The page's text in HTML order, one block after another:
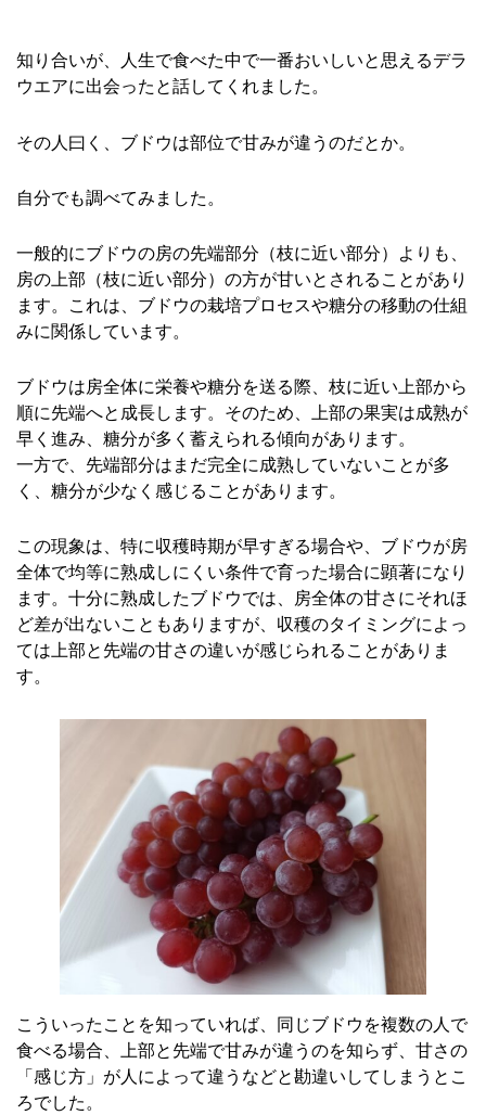
知り合いが、人生で食べた中で一番おいしいと思えるデラ
ウエアに出会ったと話してくれました。
その人曰く、ブドウは部位で甘みが違うのだとか。
自分でも調べてみました。
一般的にブドウの房の先端部分（枝に近い部分）よりも、
房の上部（枝に近い部分）の方が甘いとされることがあり
ます。これは、ブドウの栽培プロセスや糖分の移動の仕組
みに関係しています。
ブドウは房全体に栄養や糖分を送る際、枝に近い上部から
順に先端へと成長します。そのため、上部の果実は成熟が
早く進み、糖分が多く蓄えられる傾向があります。
一方で、先端部分はまだ完全に成熟していないことが多
く、糖分が少なく感じることがあります。
この現象は、特に収穫時期が早すぎる場合や、ブドウが房
全体で均等に熟成しにくい条件で育った場合に顕著になり
ます。十分に熟成したブドウでは、房全体の甘さにそれほ
ど差が出ないこともありますが、収穫のタイミングによっ
ては上部と先端の甘さの違いが感じられることがありま
す。
こういったことを知っていれば、同じブドウを複数の人で
食べる場合、上部と先端で甘みが違うのを知らず、甘さの
「感じ方」が人によって違うなどと勘違いしてしまうとこ
ろでした。